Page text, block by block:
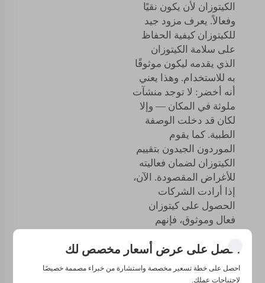
الكيتوزان لأن يكون نقيًا
وفعالاً. يعرف مزود جيد
للكيتوزان كيفية الحفاظ
على سلامة الكيتوزان
الذي يقدمه ليكون موثوقًا
به للاستخدام. وهذا يعني
أنه أخضر: لا توجد منشآت
ملوثة في المكان — وإلا
لكان قد دخلت الوصفة
الطبية. كما يقوم
الموردون الجيدون بتقييم
الكيتوزان لضمان فعاليته
للأغراض المقصودة. الآن،
إذا أرادت الشركات
الحصول على كيتوزان
فعال وموثوق، فإنهم
يوفر جودة عالية من
الكيتوزان.
احصل على عرض أسعار مخصص لك
احصل على خطة تسعير مخصصة واستشارة من خبراء مصممة خصيصًا
لاحتياجات عملك.